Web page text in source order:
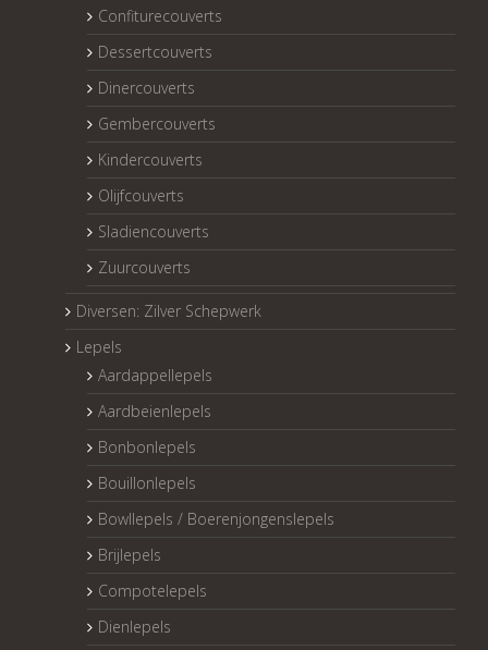
Confiturecouverts
Dessertcouverts
Dinercouverts
Gembercouverts
Kindercouverts
Olijfcouverts
Sladiencouverts
Zuurcouverts
Diversen: Zilver Schepwerk
Lepels
Aardappellepels
Aardbeienlepels
Bonbonlepels
Bouillonlepels
Bowllepels / Boerenjongenslepels
Brijlepels
Compotelepels
Dienlepels